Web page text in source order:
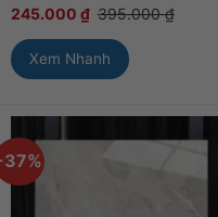
245.000 ₫ 395.000₫
Xem Nhanh